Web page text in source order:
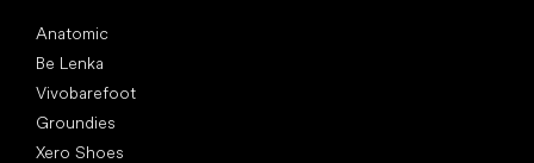
Anatomic
Be Lenka
Vivobarefoot
Groundies
Xero Shoes